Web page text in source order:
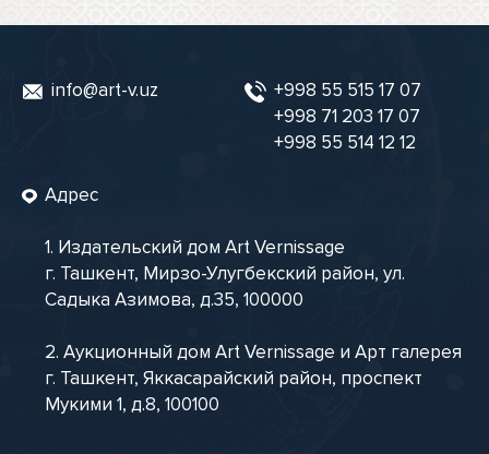
info@art-v.uz
+998 55 515 17 07
+998 71 203 17 07
+998 55 514 12 12
Адрес
1. Издательский дом Art Vernissage
г. Ташкент, Мирзо-Улугбекский район, ул.
Садыка Азимова, д.35, 100000
2. Аукционный дом Art Vernissage и Арт галерея
г. Ташкент, Яккасарайский район, проспект
Мукими 1, д.8, 100100